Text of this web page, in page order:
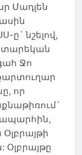
Մադլեն
ը` նշելով,
տարեկան
Ջո
որ